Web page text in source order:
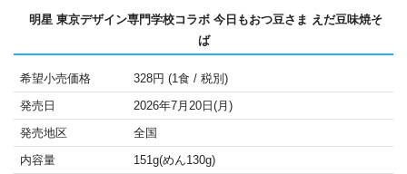
明星 東京デザイン専門学校コラボ 今日もおつ豆さま えだ豆味焼そ
ば
希望小売価格
328円 (1食 / 税別)
発売日
2026年7月20日(月)
発売地区
全国
内容量
151g(めん130g)